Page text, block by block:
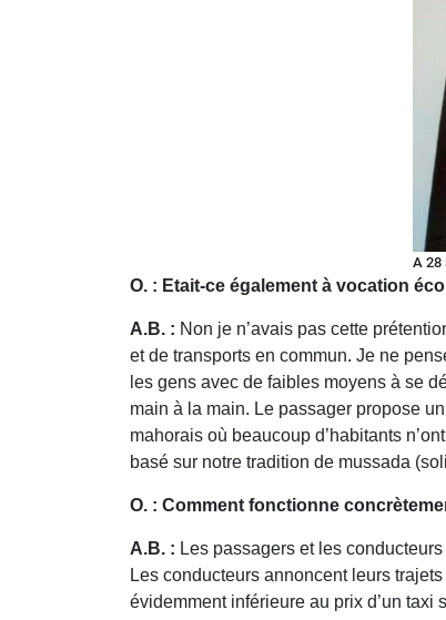
A 28
O. : Etait-ce également à vocation
A.B. : Non je n’avais pas cette
et de transports en commun. Je ne
les gens avec de faibles moyens à se
main à la main. Le passager propose
mahorais où beaucoup d’habitants
basé sur notre tradition de mussada
O. : Comment fonctionne
A.B. : Les passagers et les
Les conducteurs annoncent leurs
évidemment inférieure au prix d’un taxi